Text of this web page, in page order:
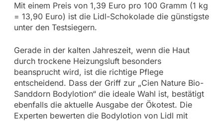
Mit einem Preis von 1,39 Euro pro 100 Gramm (1 kg
= 13,90 Euro) ist die Lidl-Schokolade die günstigste
unter den Testsiegern.
Gerade in der kalten Jahreszeit, wenn die Haut
durch trockene Heizungsluft besonders
beansprucht wird, ist die richtige Pflege
entscheidend. Dass der Griff zur „Cien Nature Bio-
Sanddorn Bodylotion“ die ideale Wahl ist, bestätigt
ebenfalls die aktuelle Ausgabe der Ökotest. Die
Experten bewerten die Bodylotion von Lidl mit